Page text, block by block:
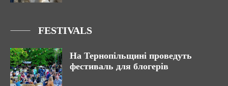
FESTIVALS
На Тернопільщині проведуть
фестиваль для блогерів